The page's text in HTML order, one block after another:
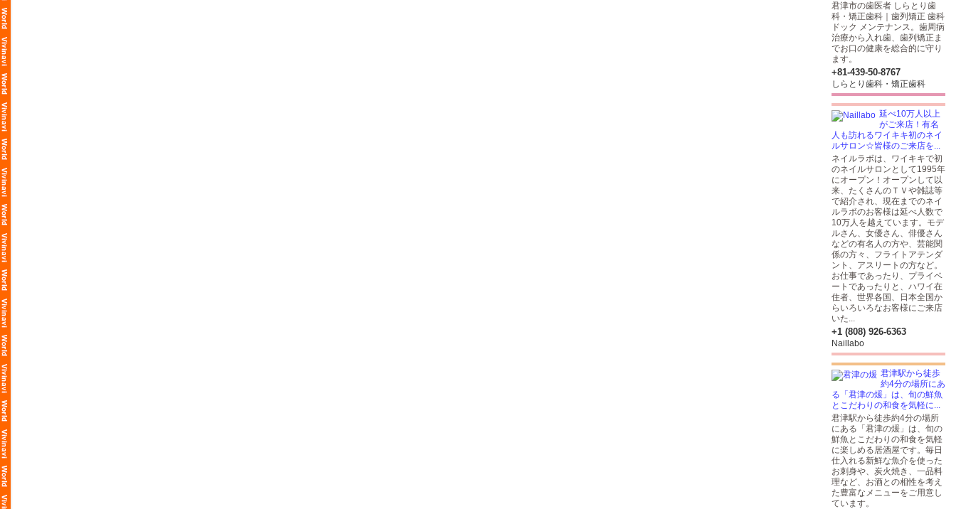
君津市の歯医者 しらとり歯
科・矯正歯科｜歯列矯正 歯科
ドック メンテナンス。歯周病
治療から入れ歯、歯列矯正ま
でお口の健康を総合的に守り
ます。
+81-439-50-8767
しらとり歯科・矯正歯科
延べ10万人以上
がご来店！有名
人も訪れるワイキキ初のネイ
ルサロン☆皆様のご来店を...
ネイルラボは、ワイキキで初
のネイルサロンとして1995年
にオープン！オープンして以
来、たくさんのＴＶや雑誌等
で紹介され、現在までのネイ
ルラボのお客様は延べ人数で
10万人を越えています。モデ
ルさん、女優さん、俳優さん
などの有名人の方や、芸能関
係の方々、フライトアテンダ
ント、アスリートの方など。
お仕事であったり、プライベ
ートであったりと、ハワイ在
住者、世界各国、日本全国か
らいろいろなお客様にご来店
いた...
+1 (808) 926-6363
Naillabo
君津駅から徒歩
約4分の場所にあ
る「君津の煖」は、旬の鮮魚
とこだわりの和食を気軽に...
君津駅から徒歩約4分の場所
にある「君津の煖」は、旬の
鮮魚とこだわりの和食を気軽
に楽しめる居酒屋です。毎日
仕入れる新鮮な魚介を使った
お刺身や、炭火焼き、一品料
理など、お酒との相性を考え
た豊富なメニューをご用意し
ています。